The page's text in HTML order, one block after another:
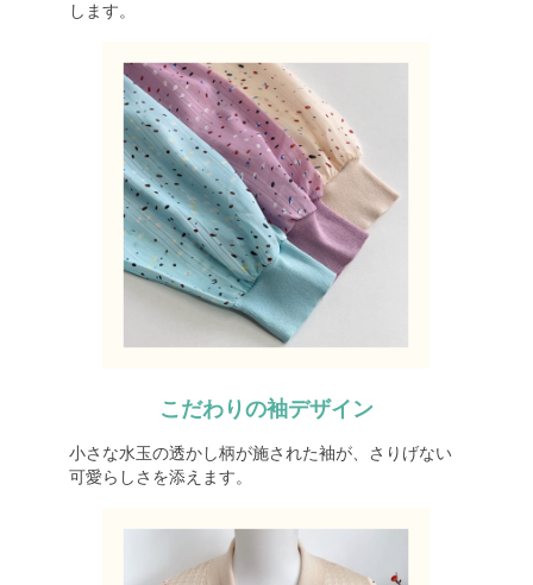
します。
こだわりの袖デザイン
小さな水玉の透かし柄が施された袖が、さりげない
可愛らしさを添えます。